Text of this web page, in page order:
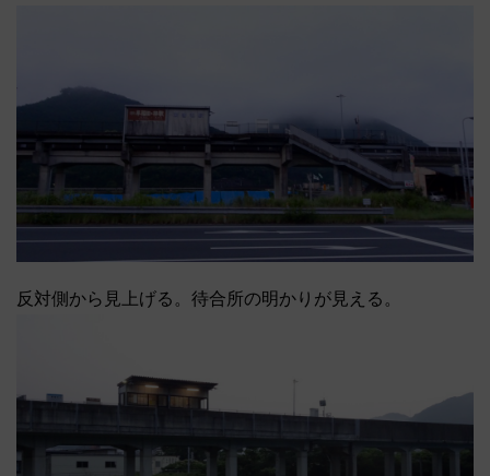
反対側から見上げる。待合所の明かりが見える。